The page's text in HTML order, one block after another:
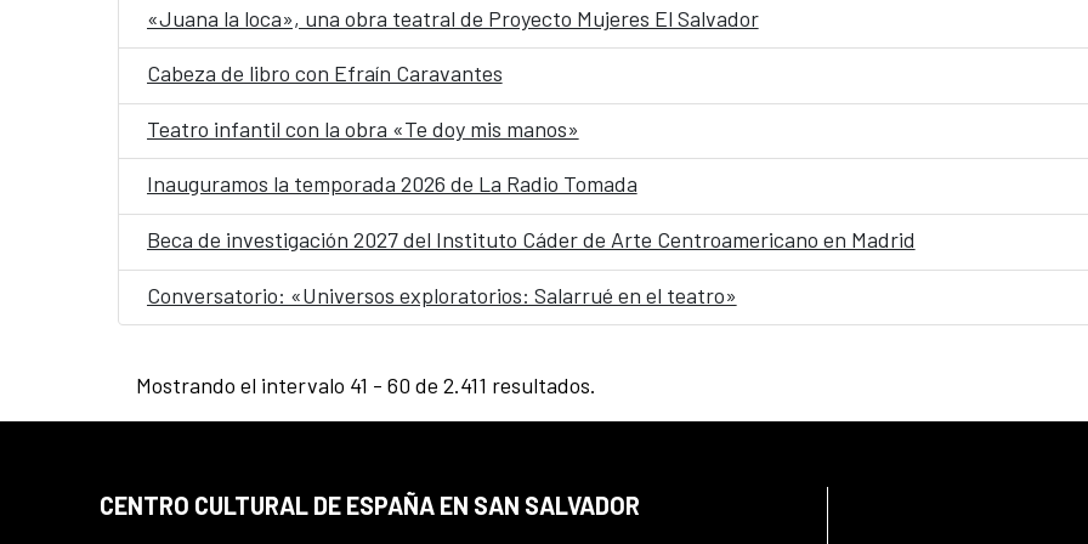
«Juana la loca», una obra teatral de Proyecto Mujeres El Salvador
Cabeza de libro con Efraín Caravantes
Teatro infantil con la obra «Te doy mis manos»
Inauguramos la temporada 2026 de La Radio Tomada
Beca de investigación 2027 del Instituto Cáder de Arte Centroamericano en Madrid
Conversatorio: «Universos exploratorios: Salarrué en el teatro»
Mostrando el intervalo 41 - 60 de 2.411 resultados.
CENTRO CULTURAL DE ESPAÑA EN SAN SALVADOR